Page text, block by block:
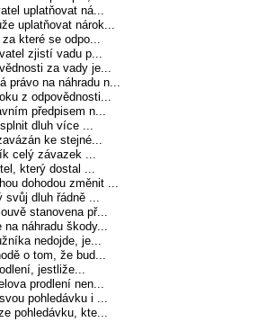
uplatňovat ná...
uplatňovat nárok...
které se odpo...
zjistí vadu p...
za vady je...
právo na náhradu n...
z odpovědnosti...
předpisem n...
dluh více ...
ke stejné...
celý závazek ...
který dostal ...
dohodou změnit ...
svůj dluh řádně ...
stanovena př...
na náhradu škody...
nedojde, je...
o tom, že bud...
jestliže...
prodlení nen...
pohledávku i ...
pohledávku, kte...